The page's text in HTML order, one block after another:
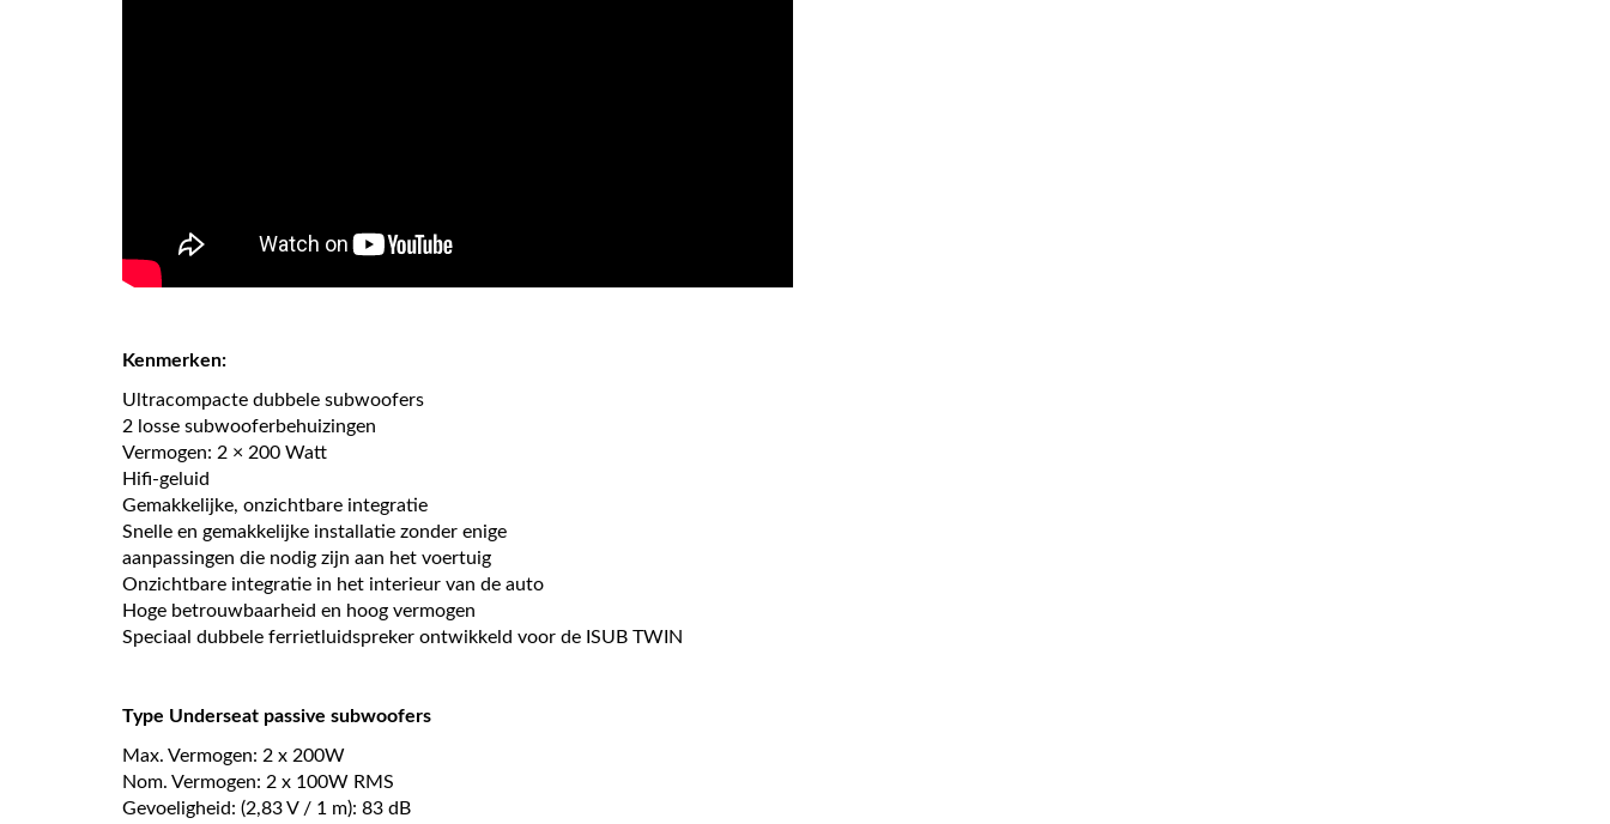
Kenmerken:
Ultracompacte dubbele subwoofers
2 losse subwooferbehuizingen
Vermogen: 2 × 200 Watt
Hifi-geluid
Gemakkelijke, onzichtbare integratie
Snelle en gemakkelijke installatie zonder enige
aanpassingen die nodig zijn aan het voertuig
Onzichtbare integratie in het interieur van de auto
Hoge betrouwbaarheid en hoog vermogen
Speciaal dubbele ferrietluidspreker ontwikkeld voor de ISUB TWIN
Type Underseat passive subwoofers
Max. Vermogen: 2 x 200W
Nom. Vermogen: 2 x 100W RMS
Gevoeligheid: (2,83 V / 1 m): 83 dB